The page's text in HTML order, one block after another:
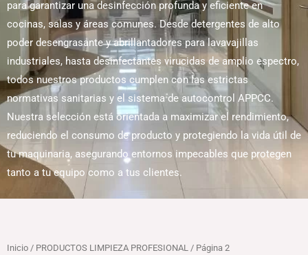
para garantizar una desinfección profunda y eficiente en
cocinas, salas y áreas comunes. Desde detergentes de alto
poder desengrasante y abrillantadores para lavavajillas
industriales, hasta desinfectantes virucidas de amplio espectro,
todos nuestros productos cumplen con las estrictas
normativas sanitarias y el sistema de autocontrol APPCC.
Nuestra selección está orientada a maximizar el rendimiento,
reduciendo el consumo de producto y protegiendo la vida útil de
tu maquinaria, asegurando entornos impecables que protegen
tanto a tu equipo como a tus clientes.
Inicio / PRODUCTOS LIMPIEZA PROFESIONAL / Página 2